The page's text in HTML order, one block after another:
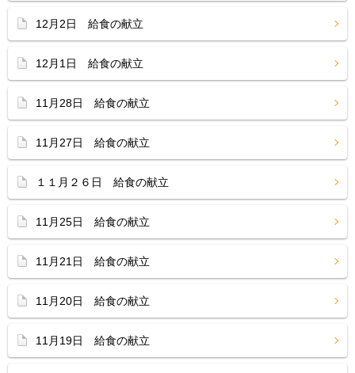
12月2日 給食の献立
12月1日 給食の献立
11月28日 給食の献立
11月27日 給食の献立
１１月２６日 給食の献立
11月25日 給食の献立
11月21日 給食の献立
11月20日 給食の献立
11月19日 給食の献立